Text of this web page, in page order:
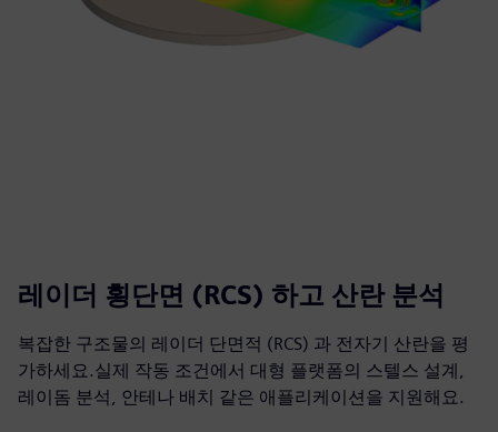
레이더 횡단면 (RCS) 하고 산란 분석
복잡한 구조물의 레이더 단면적 (RCS) 과 전자기 산란을 평
가하세요.실제 작동 조건에서 대형 플랫폼의 스텔스 설계,
레이돔 분석, 안테나 배치 같은 애플리케이션을 지원해요.